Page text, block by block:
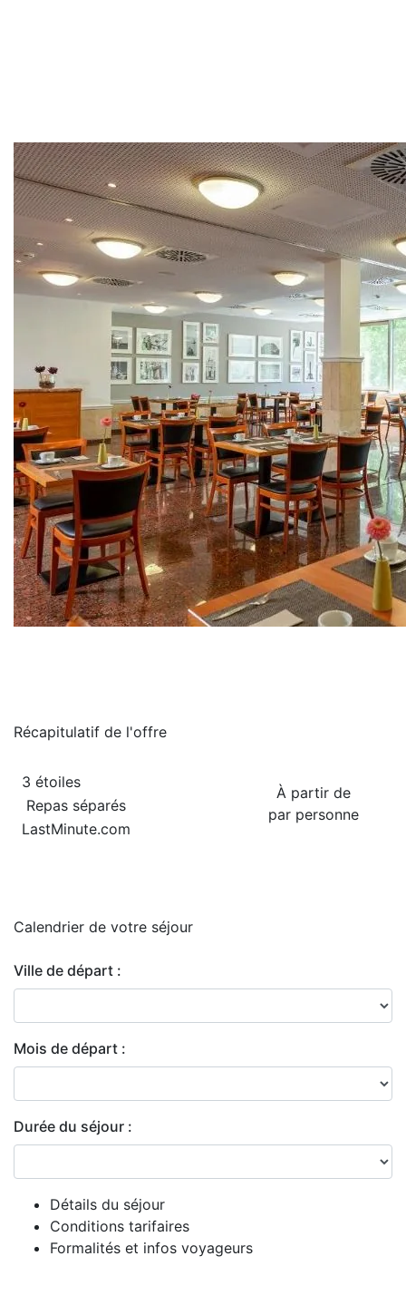
Récapitulatif de l'offre
À partir de
par personne
3 étoiles
Repas séparés
LastMinute.com
Calendrier de votre séjour
Ville de départ :
Mois de départ :
Durée du séjour :
Détails du séjour
Conditions tarifaires
Formalités et infos voyageurs